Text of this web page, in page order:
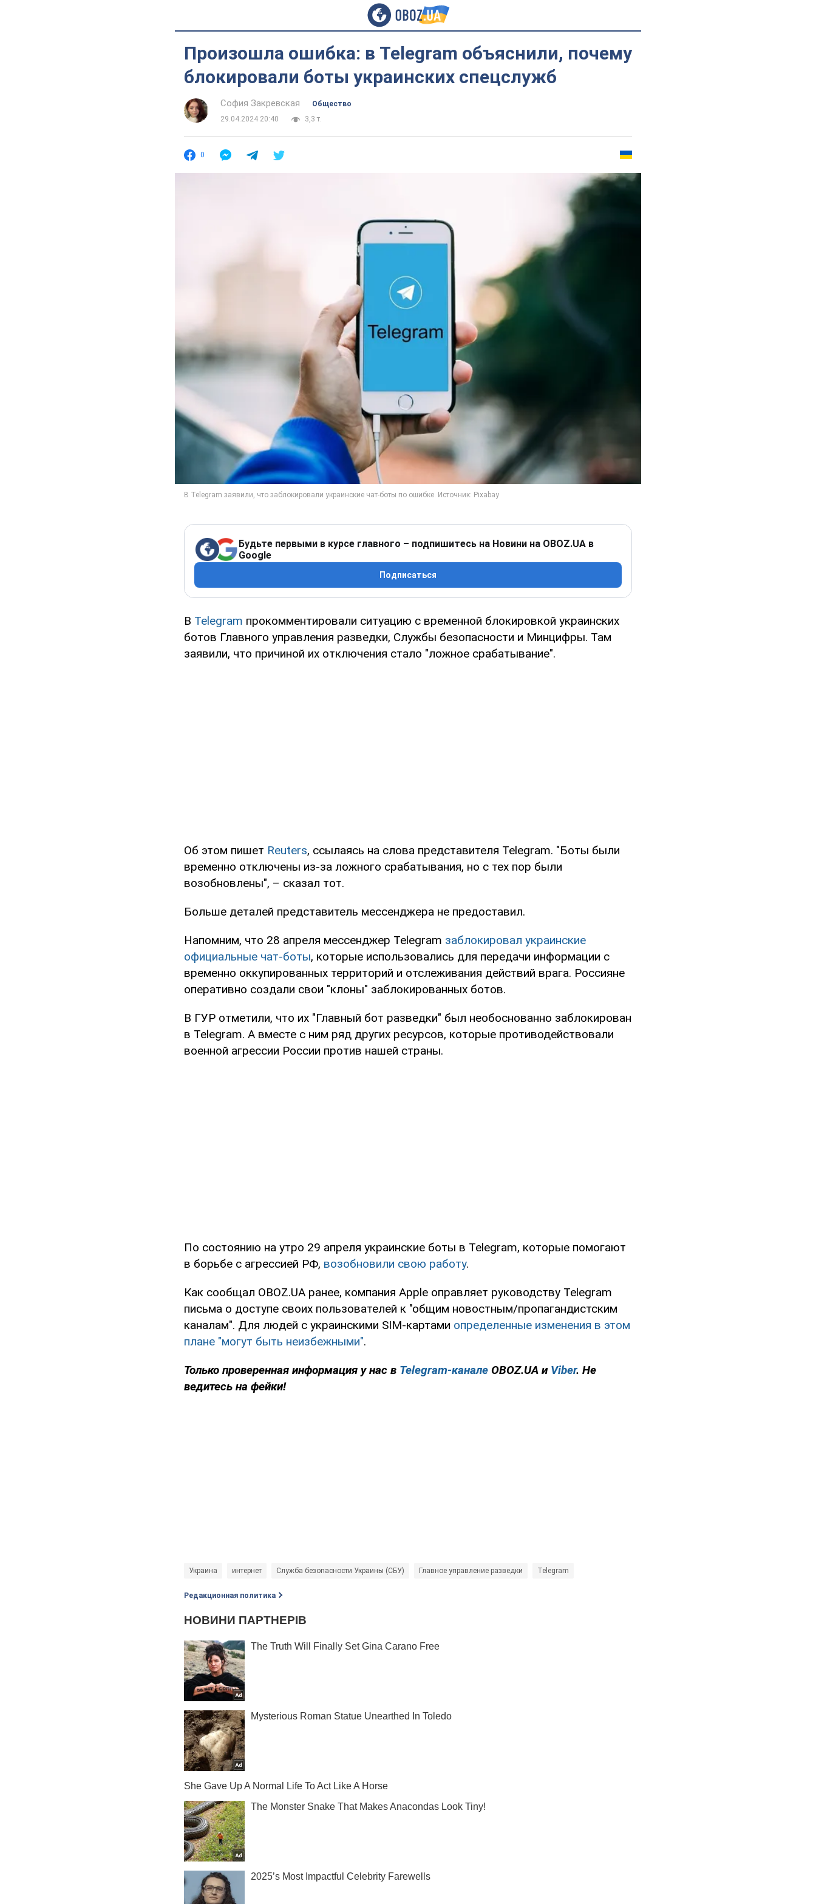
Произошла ошибка: в Telegram объяснили, почему
блокировали боты украинских спецслужб
София Закревская
Общество
29.04.2024 20:40
3,3 т.
0
Будьте первыми в курсе главного – подпишитесь на Новини на OBOZ.UA в
Google
Подписаться
В Telegram прокомментировали ситуацию с временной блокировкой украинских
ботов Главного управления разведки, Службы безопасности и Минцифры. Там
заявили, что причиной их отключения стало "ложное срабатывание".
Об этом пишет Reuters, ссылаясь на слова представителя Telegram. "Боты были
временно отключены из-за ложного срабатывания, но с тех пор были
возобновлены", – сказал тот.
Больше деталей представитель мессенджера не предоставил.
Напомним, что 28 апреля мессенджер Telegram заблокировал украинские
официальные чат-боты, которые использовались для передачи информации с
временно оккупированных территорий и отслеживания действий врага. Россияне
оперативно создали свои "клоны" заблокированных ботов.
В ГУР отметили, что их "Главный бот разведки" был необоснованно заблокирован
в Telegram. А вместе с ним ряд других ресурсов, которые противодействовали
военной агрессии России против нашей страны.
По состоянию на утро 29 апреля украинские боты в Telegram, которые помогают
в борьбе с агрессией РФ, возобновили свою работу.
Как сообщал OBOZ.UA ранее, компания Apple оправляет руководству Telegram
письма о доступе своих пользователей к "общим новостным/пропагандистским
каналам". Для людей с украинскими SIM-картами определенные изменения в этом
плане "могут быть неизбежными".
Только проверенная информация у нас в Telegram-канале OBOZ.UA и Viber. Не
ведитесь на фейки!
Украина интернет Служба безопасности Украины (СБУ) Главное управление разведки Telegram
Редакционная политика